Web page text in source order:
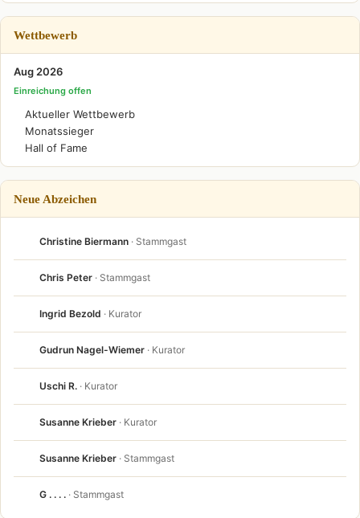
Wettbewerb
Aug 2026
Einreichung offen
Aktueller Wettbewerb
Monatssieger
Hall of Fame
Neue Abzeichen
Christine Biermann · Stammgast
Chris Peter · Stammgast
Ingrid Bezold · Kurator
Gudrun Nagel-Wiemer · Kurator
Uschi R. · Kurator
Susanne Krieber · Kurator
Susanne Krieber · Stammgast
G . . . . · Stammgast